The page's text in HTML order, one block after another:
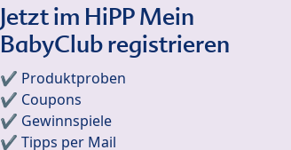
Jetzt im HiPP Mein
BabyClub registrieren
✔️ Produktproben
✔️ Coupons
✔️ Gewinnspiele
✔️ Tipps per Mail